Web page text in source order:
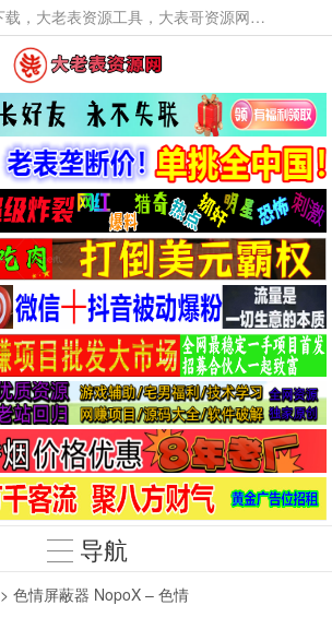
本网站提供资源工具下载，大老表资源工具，大表哥资源网软件工具，大老表资源下载，活动线报福利资源分享,活动线报，大型网游经典游戏，网络热门技术游戏辅助交流与分享。
导航
> 色情屏蔽器 NopoX – 色情